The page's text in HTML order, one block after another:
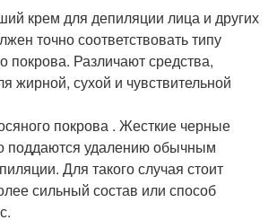
крем для депиляции лица и других
точно соответствовать типу
покрова. Различают средства,
жирной, сухой и чувствительной
покрова . Жесткие черные
поддаются удалению обычным
Для такого случая стоит
сильный состав или способ